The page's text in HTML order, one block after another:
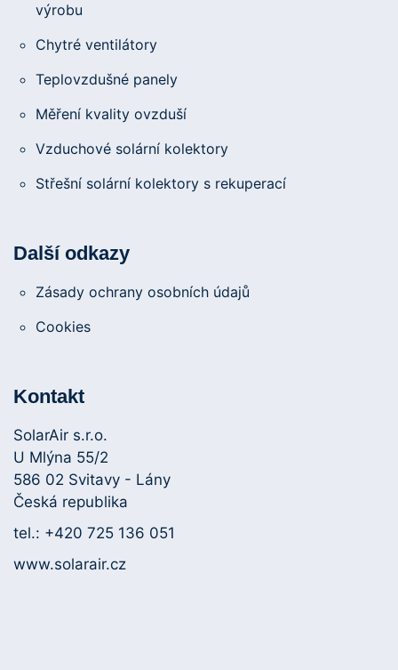
výrobu
Chytré ventilátory
Teplovzdušné panely
Měření kvality ovzduší
Vzduchové solární kolektory
Střešní solární kolektory s rekuperací
Další odkazy
Zásady ochrany osobních údajů
Cookies
Kontakt
SolarAir s.r.o.
U Mlýna 55/2
586 02 Svitavy - Lány
Česká republika
tel.: +420 725 136 051
www.solarair.cz